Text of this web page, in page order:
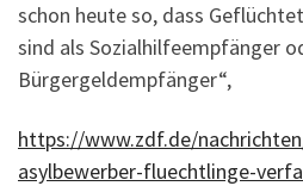
schon heute so, dass
sind als Sozialhilfeempfänger
Bürgergeldempfänger“,
https://www.zdf.de/
asylbewerber-fluechtlinge-